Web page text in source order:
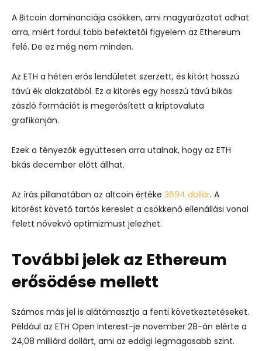
A Bitcoin dominanciája csökken, ami magyarázatot adhat
arra, miért fordul több befektetői figyelem az Ethereum
felé. De ez még nem minden.
Az ETH a héten erős lendületet szerzett, és kitört hosszú
távú ék alakzatából. Ez a kitörés egy hosszú távú bikás
zászló formációt is megerősített a kriptovaluta
grafikonján.
Ezek a tényezők együttesen arra utalnak, hogy az ETH
bkás december előtt állhat.
Az írás pillanatában az altcoin értéke 3694 dollár. A
kitörést követő tartós kereslet a csökkenő ellenállási vonal
felett növekvő optimizmust jelezhet.
További jelek az Ethereum
erősödése mellett
Számos más jel is alátámasztja a fenti következtetéseket.
Például az ETH Open Interest-je november 28-án elérte a
24,08 milliárd dollárt, ami az eddigi legmagasabb szint.